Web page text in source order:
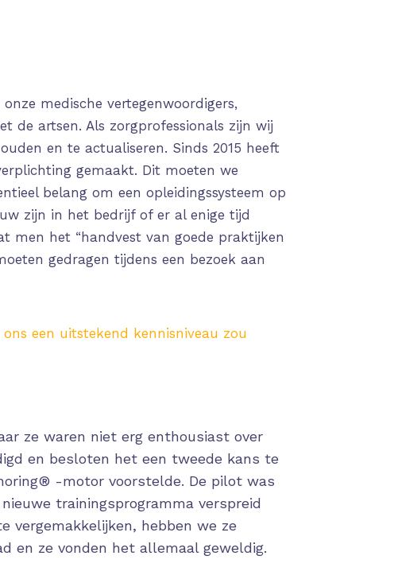
medische vertegenwoordigers,
de artsen. Als zorgprofessionals zijn wij
en te actualiseren. Sinds 2015 heeft
gemaakt. Dit moeten we
belang om een opleidingssysteem op
zijn in het bedrijf of er al enige tijd
men het “handvest van goede praktijken
gedragen tijdens een bezoek aan
een uitstekend kennisniveau zou
ze waren niet erg enthousiast over
en besloten het een tweede kans te
-motor voorstelde. De pilot was
trainingsprogramma verspreid
vergemakkelijken, hebben we ze
en ze vonden het allemaal geweldig.